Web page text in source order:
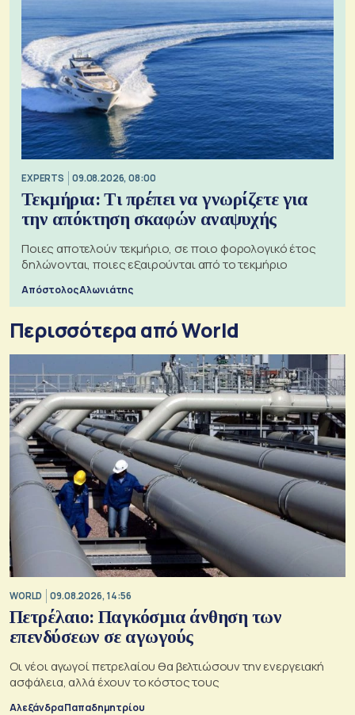
EXPERTS 09.08.2026, 08:00
Τεκμήρια: Τι πρέπει να γνωρίζετε για
την απόκτηση σκαφών αναψυχής
Ποιες αποτελούν τεκμήριο, σε ποιο φορολογικό έτος
δηλώνονται, ποιες εξαιρούνται από το τεκμήριο
Απόστολος Αλωνιάτης
Περισσότερα από World
WORLD 09.08.2026, 14:56
Πετρέλαιο: Παγκόσμια άνθηση των
επενδύσεων σε αγωγούς
Οι νέοι αγωγοί πετρελαίου θα βελτιώσουν την ενεργειακή
ασφάλεια, αλλά έχουν το κόστος τους
Αλεξάνδρα Παπαδημητρίου